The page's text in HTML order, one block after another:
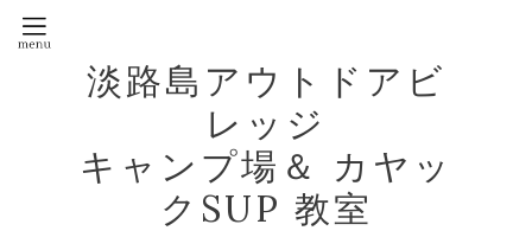
淡路島アウトドアビ
レッジ
キャンプ場＆ カヤッ
クSUP 教室